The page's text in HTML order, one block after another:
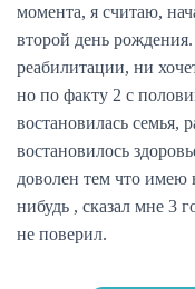
момента, я считаю,
второй день
реабилитации, ни
но по факту 2 с
востановилась семья,
востановилось
доволен тем что имею
нибудь , сказал мне 3
не поверил.